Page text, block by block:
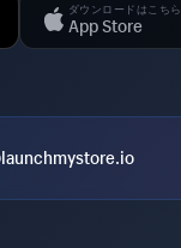
ダウンロードはこちら
App Store